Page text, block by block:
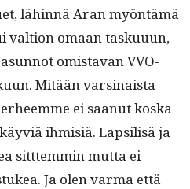
lähin­nä Aran myön­tämä
val­tion omaan tasku­u­un,
omis­ta­van VVO-
Mitään varsi­naista
ei saanut kos­ka
ihmisiä. Lap­sil­isä ja
sitt­tem­min mut­ta ei
Ja olen var­ma että